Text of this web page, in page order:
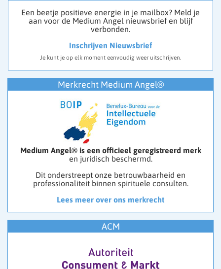
Een beetje positieve energie in je mailbox? Meld je
aan voor de Medium Angel nieuwsbrief en blijf
verbonden.
Inschrijven Nieuwsbrief
Je kunt je op elk moment eenvoudig weer uitschrijven.
Merkrecht Medium Angel®
Medium Angel® is een officieel geregistreerd merk
en juridisch beschermd.
Dit onderstreept onze betrouwbaarheid en
professionaliteit binnen spirituele consulten.
Lees meer over ons merkrecht
ACM